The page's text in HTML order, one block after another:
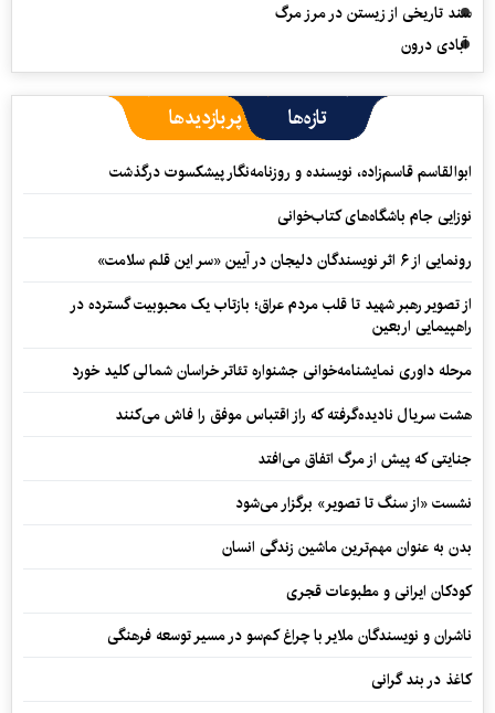
سند تاریخی از زیستن در مرز مرگ
آبادی درون
تازه‌ها پربازدیدها
ابوالقاسم قاسم‌زاده، نویسنده و روزنامه‌نگار پیشکسوت درگذشت
نوزایی جام باشگاه‌های کتاب‌خوانی
رونمایی از ۶ اثر نویسندگان دلیجان در آیین «سر این قلم سلامت»
از تصویر رهبر شهید تا قلب مردم عراق؛ بازتاب یک محبوبیت گسترده در
راهپیمایی اربعین
مرحله داوری نمایشنامه‌خوانی جشنواره تئاتر خراسان شمالی کلید خورد
هشت سریال نادیده‌گرفته که راز اقتباس موفق را فاش می‌کنند
جنایتی که پیش از مرگ اتفاق می‌افتد
نشست «از سنگ تا تصویر» برگزار می‌شود
بدن به عنوان مهم‌ترین ماشین زندگی انسان
کودکان ایرانی و مطبوعات قجری
ناشران و نویسندگان ملایر با چراغ کم‌سو در مسیر توسعه فرهنگی
کاغذ در بند گرانی